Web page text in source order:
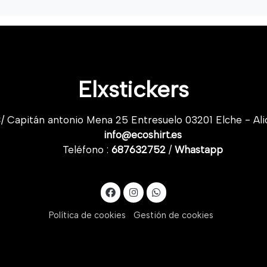
Elxstickers
Capitán antonio Mena 25 Entresuelo 03201 Elche -
info@ecoshirt.es
Teléfono : 687632752/ Whastapp
Política de cookies Gestión de cookies